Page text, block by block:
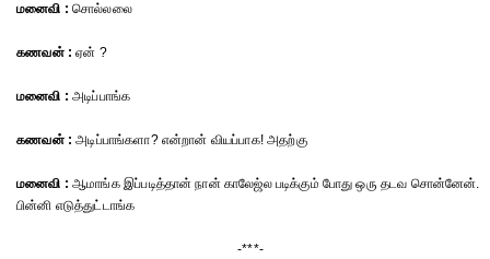
மனைவி : சொல்லலை
கணவன் : ஏன் ?
மனைவி : அடிப்பாங்க
கணவன் : அடிப்பாங்களா? என்றான் வியப்பாக! அதற்கு
மனைவி : ஆமாங்க இப்படித்தான் நான் காலேஜ்ல படிக்கும் போது ஒரு தடவ சொன்னேன்.
பின்னி எடுத்துட்டாங்க
-***-